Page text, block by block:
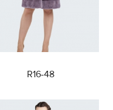
R16-48